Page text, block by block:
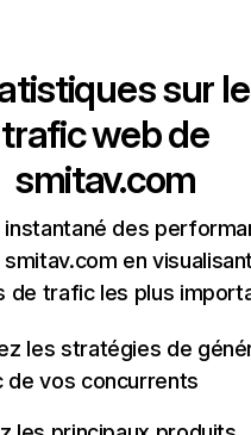
sur le
trafic web de
smitav.com
instantané des
smitav.com en
de trafic les plus
les stratégies de
de vos concurrents